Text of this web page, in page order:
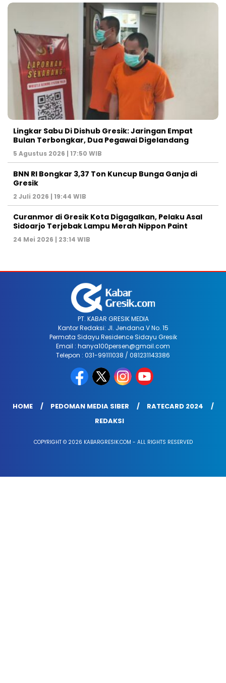
Lingkar Sabu Di Dishub Gresik: Jaringan Empat
Bulan Terbongkar, Dua Pegawai Digelandang
5 Agustus 2026 | 17:50 WIB
BNN RI Bongkar 3,37 Ton Kuncup Bunga Ganja di
Gresik
2 Juli 2026 | 19:44 WIB
Curanmor di Gresik Kota Digagalkan, Pelaku Asal
Sidoarjo Terjebak Lampu Merah Nippon Paint
24 Mei 2026 | 23:14 WIB
PT. KABAR GRESIK MEDIA
Kantor Redaksi: Jl. Jendana V No. 15
Permata Sidayu Residence Sidayu Gresik
Email : hanya100persen@gmail.com
Telepon : 031-99111038 / 081231143386
HOME PEDOMAN MEDIA SIBER
RATECARD 2024
REDAKSI
COPYRIGHT © 2026 KABARGRESIK.COM - ALL RIGHTS RESERVED